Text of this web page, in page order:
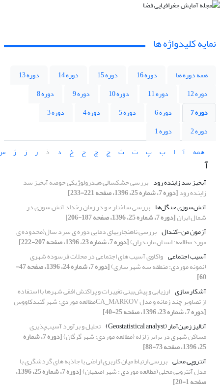
نمایه کلیدواژه ها
همه دوره ها دوره 16 دوره 15 دوره 14
دوره 13
دوره 12
دوره 11 دوره 10 دوره 9
دوره 8
دوره 7
دوره 6 دوره 5 دوره 4
دوره 3
دوره 2
دوره 1
همه
آ ا ب پ ت ث ج چ ح خ د ذ ر ز ژ
آ
آبخیز سد زاینده رود بررسی خشکسالی هیدرولوژیکی حوضه آبخیز سد
زاینده رود[دوره 7، شماره 25، 1396، صفحه 221-233]
آتش‌سوزی جنگل‌ها بررسی ساختار جو در زمان رخداد آتش سوزی در
شمال ایران[دوره 7، شماره 25، 1396، صفحه 187-206]
آزمون من-کندال بررسی ناهنجاریهای دمایی دوره ی سرد سال(محدوده ی
مورد مطالعه: استان مازندران)[دوره 7، شماره 23، 1396، صفحه 207-222]
آسیب اجتماعی واکاوی آسیب های اجتماعی در محلات فرسوده شهری
(نمونه موردی: منطقه سه شهر ساری) [دوره 7، شماره 24، 1396، صفحه 47-
60]
آشکارسازی ارزیابی و پیش‌بینی تغییرات و پراکنش افقی شهرها با استفاده
از تصاویر چند زمانه و مدل CA_MARKOVمطالعه موردی: شهر گنبدکاووس
[دوره 7، شماره 23، 1396، صفحه 25-40]
آنالیز زمین‌آمار (Geostatistical analyst)
تحلیل و برآورد آسیب‌پذیری
مساکن شهری در برابر زلزله (مطالعه موردی: شهر گرگان) [دوره 7، شماره
25، 1396، صفحه 73-88]
آنتروپی محلی بررسی ارتباط میان کاربری اراضی با جاذبه های گردشگری با
مدل آنتروپی محلی (مطالعه موردی : شهر اصفهان) [دوره 7، شماره 25، 1396،
صفحه 1-20]